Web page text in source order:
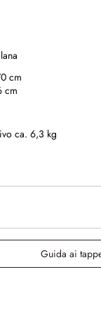
cm
cm
ca. 6,3 kg
Guida ai